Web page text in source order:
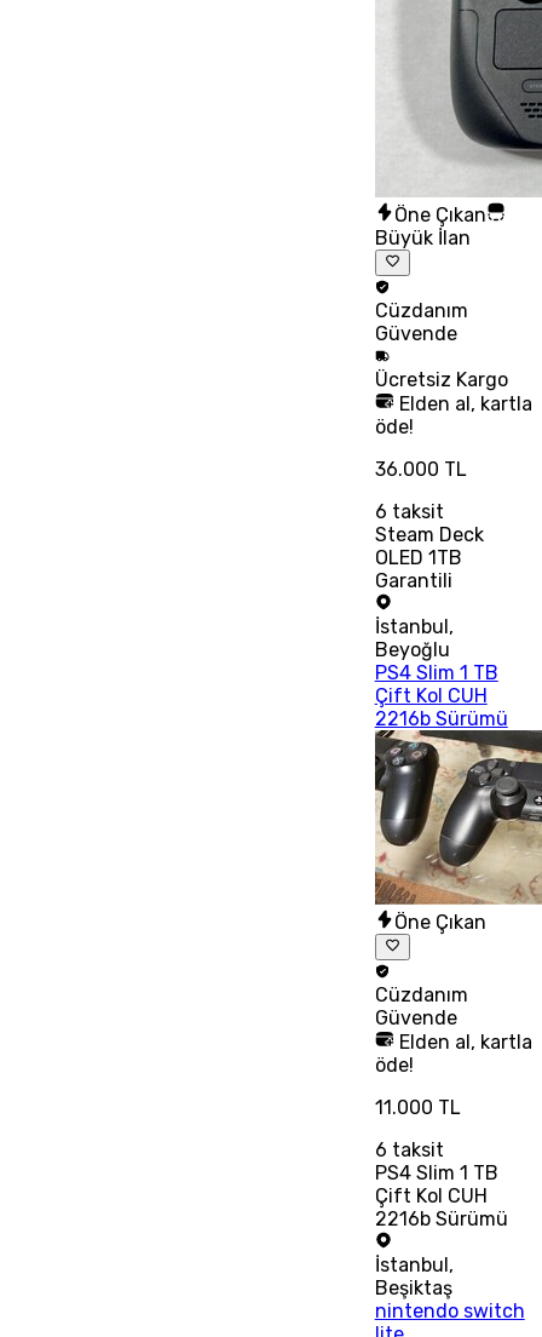
Öne Çıkan
Büyük İlan
Cüzdanım
Güvende
Ücretsiz Kargo
Elden al, kartla
öde!
36.000 TL
6 taksit
Steam Deck
OLED 1TB
Garantili
İstanbul,
Beyoğlu
PS4 Slim 1 TB
Çift Kol CUH
2216b Sürümü
Öne Çıkan
Cüzdanım
Güvende
Elden al, kartla
öde!
11.000 TL
6 taksit
PS4 Slim 1 TB
Çift Kol CUH
2216b Sürümü
İstanbul ,
Beşiktaş
nintendo switch